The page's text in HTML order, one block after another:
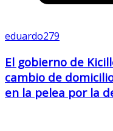
eduardo279
El gobierno de
cambio de
en la pelea por la